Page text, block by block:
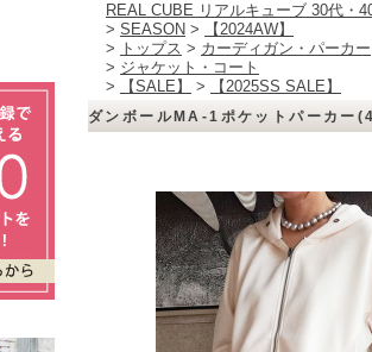
REAL CUBE リアルキューブ 30代・
> SEASON >
【2024AW】
> トップス > カーディガン・パーカー
> ジャケット・コート
>
【SALE】 > 【2025SS SALE】
ダンボールMA-1ポケットパーカー